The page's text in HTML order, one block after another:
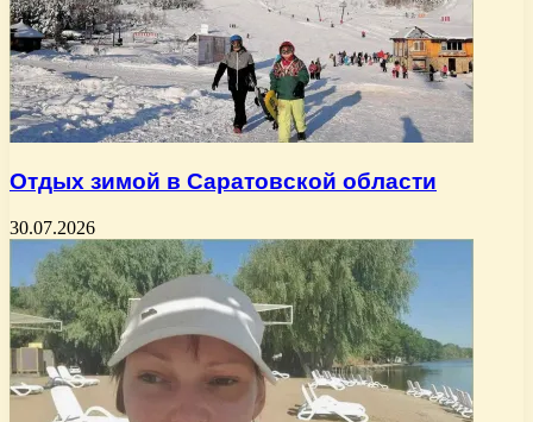
Отдых зимой в Саратовской области
30.07.2026